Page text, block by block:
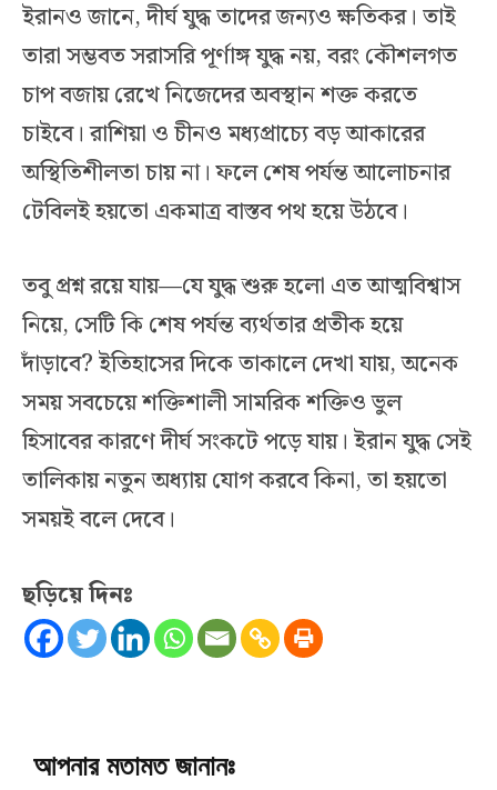
ইরানও জানে, দীর্ঘ যুদ্ধ তাদের জন্যও ক্ষতিকর। তাই
তারা সম্ভবত সরাসরি পূর্ণাঙ্গ যুদ্ধ নয়, বরং কৌশলগত
চাপ বজায় রেখে নিজেদের অবস্থান শক্ত করতে
চাইবে। রাশিয়া ও চীনও মধ্যপ্রাচ্যে বড় আকারের
অস্থিতিশীলতা চায় না। ফলে শেষ পর্যন্ত আলোচনার
টেবিলই হয়তো একমাত্র বাস্তব পথ হয়ে উঠবে।
তবু প্রশ্ন রয়ে যায়—যে যুদ্ধ শুরু হলো এত আত্মবিশ্বাস
নিয়ে, সেটি কি শেষ পর্যন্ত ব্যর্থতার প্রতীক হয়ে
দাঁড়াবে? ইতিহাসের দিকে তাকালে দেখা যায়, অনেক
সময় সবচেয়ে শক্তিশালী সামরিক শক্তিও ভুল
হিসাবের কারণে দীর্ঘ সংকটে পড়ে যায়। ইরান যুদ্ধ সেই
তালিকায় নতুন অধ্যায় যোগ করবে কিনা, তা হয়তো
সময়ই বলে দেবে।
ছড়িয়ে দিনঃ
আপনার মতামত জানানঃ